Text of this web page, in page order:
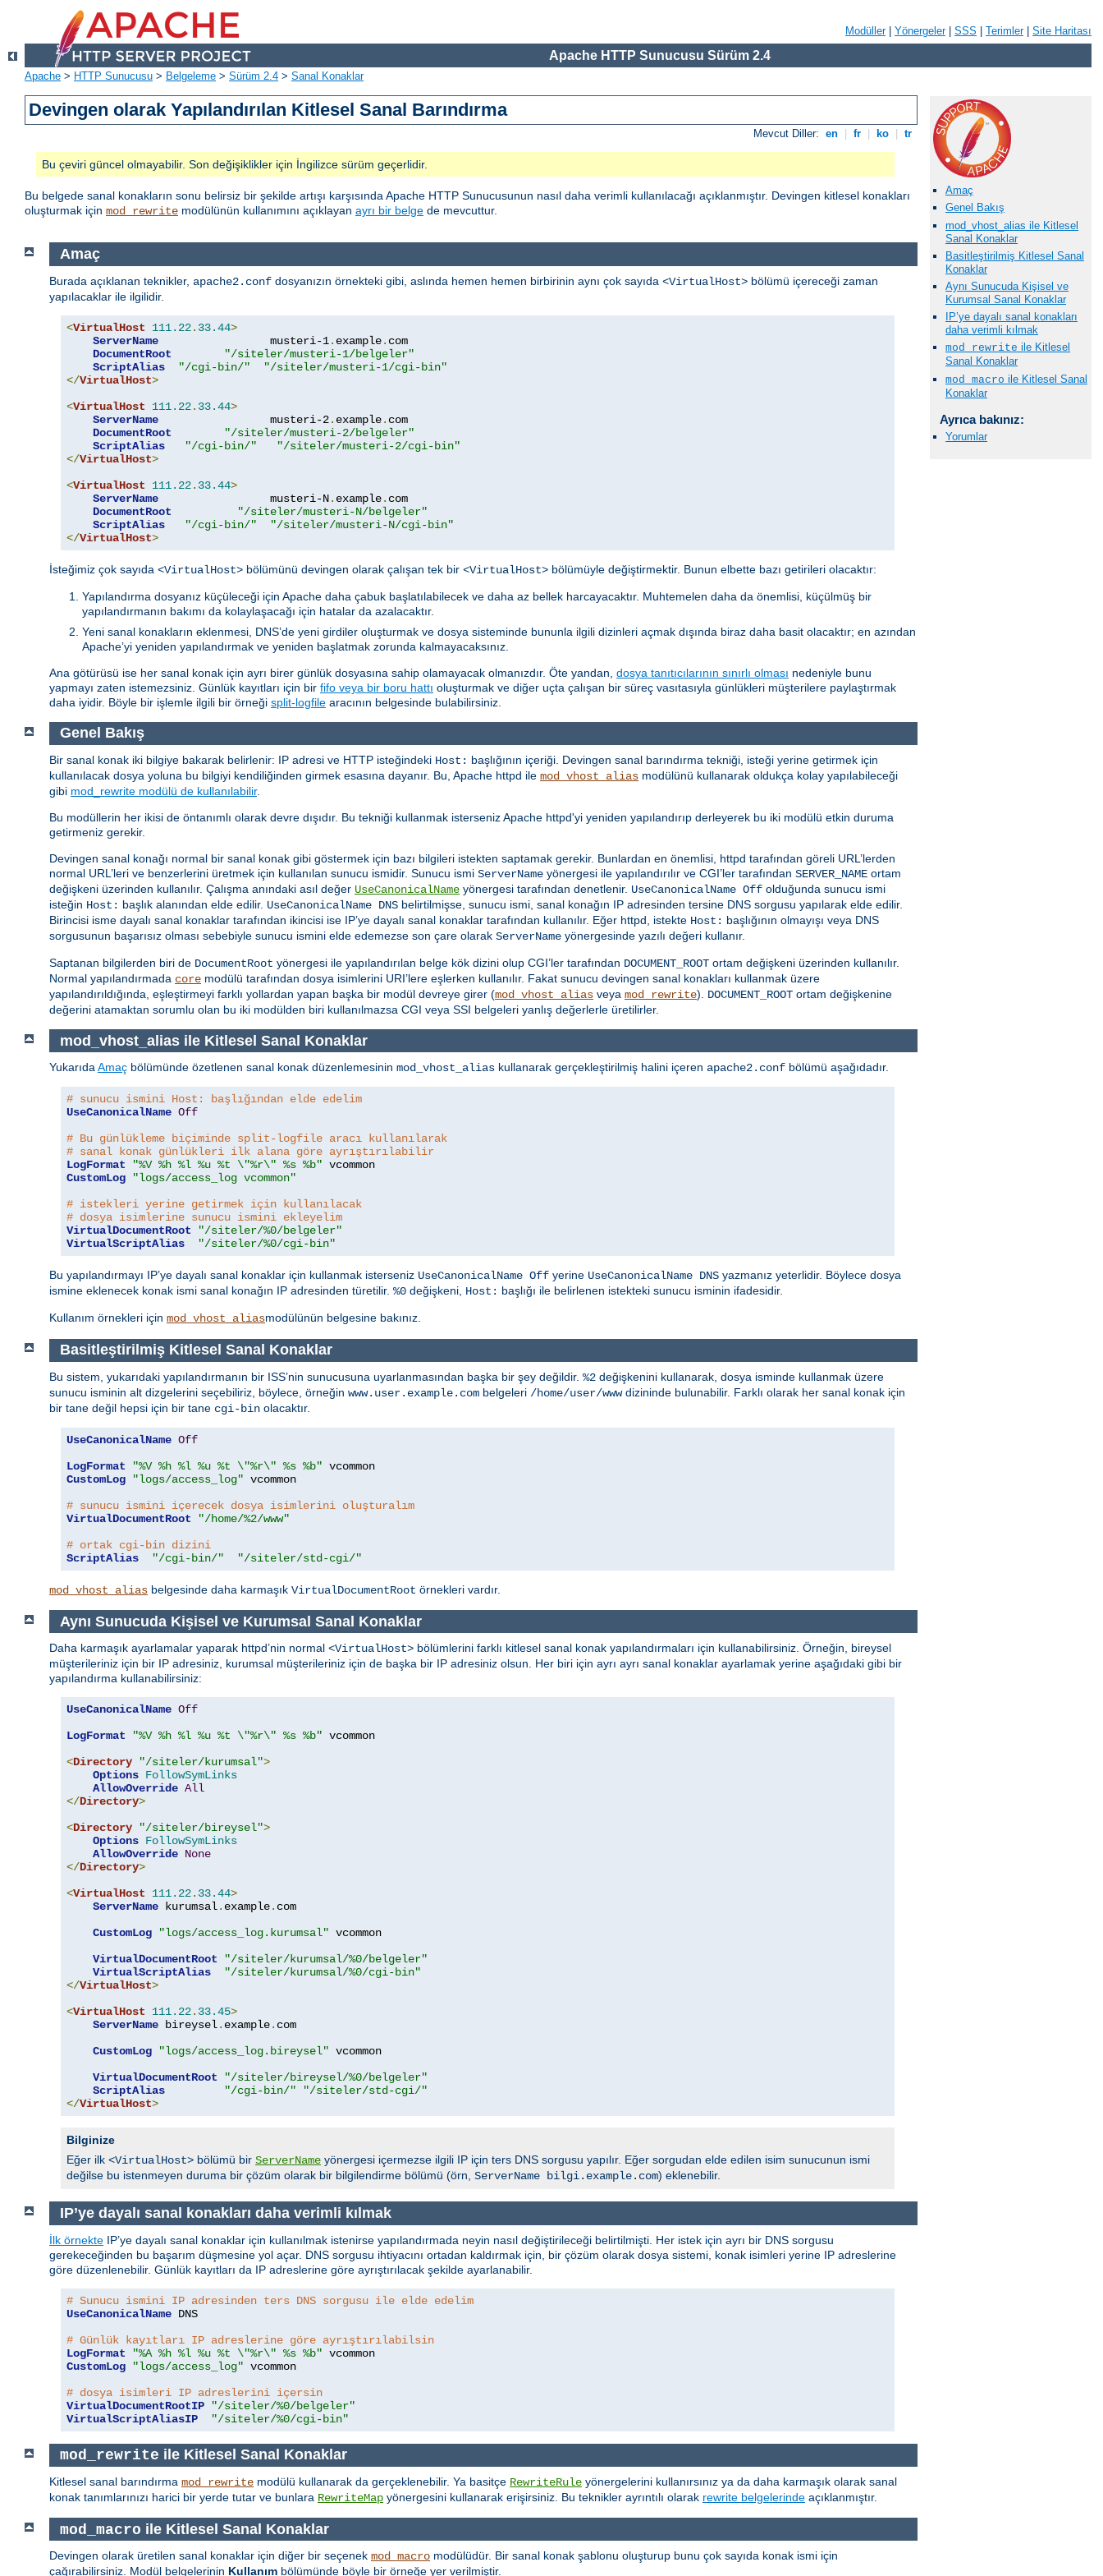
Modüller| Yönergeler| SSS Terimler| Site Haritası
Apache HTTP Sunucusu Sürüm 2.4
Apache > HTTP Sunucusu > Belgeleme > Sürüm 2.4 > Sanal Konaklar
Devingen olarak Yapılandırılan Kitlesel Sanal Barındırma
Mevcut Diller: en fr ko tr
Bu çeviri güncel olmayabilir. Son değişiklikler için İngilizce sürüm geçerlidir.
Bu belgede sanal konakların sonu belirsiz bir şekilde artışı karşısında Apache HTTP Sunucusunun nasıl daha verimli kullanılacağı açıklanmıştır. Devingen kitlesel konakları
oluşturmak için mod_rewrite modülünün kullanımını açıklayan ayrı bir belge de mevcuttur.
Amaç
Genel Bakış
mod_vhost_alias ile Kitlesel
Sanal Konaklar
Basitleştirilmiş Kitlesel Sanal
Konaklar
Aynı Sunucuda Kişisel ve
Kurumsal Sanal Konaklar
IP’ye dayalı sanal konakları
daha verimli kılmak
mod_rewrite ile Kitlesel
Sanal Konaklar
mod_macro ile Kitlesel Sanal
Konaklar
Ayrıca bakınız:
Yorumlar
Amaç
Burada açıklanan teknikler, apache2.conf dosyanızın örnekteki gibi, aslında hemen hemen birbirinin aynı çok sayıda <VirtualHost> bölümü içereceği zaman
yapılacaklar ile ilgilidir.
<VirtualHost 111.22. 33.44>
ServerName
                 musteri-1
. example. com
DocumentRoot
"/siteler/musteri-1/belgeler"
ScriptAlias
"/cgi-bin/"
"/siteler/musteri-1/cgi-bin"
</VirtualHost>
<VirtualHost 111.22. 33.44>
ServerName
                 musteri-2
. example. com
DocumentRoot
"/siteler/musteri-2/belgeler"
ScriptAlias
"/cgi-bin/"
"/siteler/musteri-2/cgi-bin"
</VirtualHost>
<VirtualHost 111.22. 33.44>
ServerName
                 musteri-N
. example. com
DocumentRoot
"/siteler/musteri-N/belgeler"
ScriptAlias
"/cgi-bin/"
"/siteler/musteri-N/cgi-bin"
</VirtualHost>
İsteğimiz çok sayıda <VirtualHost> bölümünü devingen olarak çalışan tek bir <VirtualHost> bölümüyle değiştirmektir. Bunun elbette bazı getirileri olacaktır:
Yapılandırma dosyanız küçüleceği için Apache daha çabuk başlatılabilecek ve daha az bellek harcayacaktır. Muhtemelen daha da önemlisi, küçülmüş bir
yapılandırmanın bakımı da kolaylaşacağı için hatalar da azalacaktır.
Yeni sanal konakların eklenmesi, DNS’de yeni girdiler oluşturmak ve dosya sisteminde bununla ilgili dizinleri açmak dışında biraz daha basit olacaktır; en azından
Apache’yi yeniden yapılandırmak ve yeniden başlatmak zorunda kalmayacaksınız.
Ana götürüsü ise her sanal konak için ayrı birer günlük dosyasına sahip olamayacak olmanızdır. Öte yandan, dosya tanıtıcılarının sınırlı olması nedeniyle bunu
yapmayı zaten istemezsiniz. Günlük kayıtları için bir fifo veya bir boru hattı oluşturmak ve diğer uçta çalışan bir süreç vasıtasıyla günlükleri müşterilere paylaştırmak
daha iyidir. Böyle bir işlemle ilgili bir örneği split-logfile aracının belgesinde bulabilirsiniz.
Genel Bakış
Bir sanal konak iki bilgiye bakarak belirlenir: IP adresi ve HTTP isteğindeki Host: başlığının içeriği. Devingen sanal barındırma tekniği, isteği yerine getirmek için
kullanılacak dosya yoluna bu bilgiyi kendiliğinden girmek esasına dayanır. Bu, Apache httpd ile mod_vhost_alias modülünü kullanarak oldukça kolay yapılabileceği
gibi mod_rewrite modülü de kullanılabilir.
Bu modüllerin her ikisi de öntanımlı olarak devre dışıdır. Bu tekniği kullanmak isterseniz Apache httpd'yi yeniden yapılandırıp derleyerek bu iki modülü etkin duruma
getirmeniz gerekir.
Devingen sanal konağı normal bir sanal konak gibi göstermek için bazı bilgileri istekten saptamak gerekir. Bunlardan en önemlisi, httpd tarafından göreli URL’lerden
normal URL’leri ve benzerlerini üretmek için kullanılan sunucu ismidir. Sunucu ismi ServerName yönergesi ile yapılandırılır ve CGI’ler tarafından SERVER_NAME ortam
değişkeni üzerinden kullanılır. Çalışma anındaki asıl değer UseCanonicalName yönergesi tarafından denetlenir. UseCanonicalName Off olduğunda sunucu ismi
isteğin Host: başlık alanından elde edilir. UseCanonicalName DNS belirtilmişse, sunucu ismi, sanal konağın IP adresinden tersine DNS sorgusu yapılarak elde edilir.
Birincisi isme dayalı sanal konaklar tarafından ikincisi ise IP’ye dayalı sanal konaklar tarafından kullanılır. Eğer httpd, istekte Host: başlığının olmayışı veya DNS
sorgusunun başarısız olması sebebiyle sunucu ismini elde edemezse son çare olarak ServerName yönergesinde yazılı değeri kullanır.
Saptanan bilgilerden biri de DocumentRoot yönergesi ile yapılandırılan belge kök dizini olup CGI’ler tarafından DOCUMENT_ROOT ortam değişkeni üzerinden kullanılır.
Normal yapılandırmada core modülü tarafından dosya isimlerini URI’lere eşlerken kullanılır. Fakat sunucu devingen sanal konakları kullanmak üzere
yapılandırıldığında, eşleştirmeyi farklı yollardan yapan başka bir modül devreye girer (mod_vhost_alias veya mod_rewrite). DOCUMENT_ROOT ortam değişkenine
değerini atamaktan sorumlu olan bu iki modülden biri kullanılmazsa CGI veya SSI belgeleri yanlış değerlerle üretilirler.
mod_vhost_alias ile Kitlesel Sanal Konaklar
YukarıdaAmaç bölümünde özetlenen sanal konak düzenlemesinin mod_vhost_alias kullanarak gerçekleştirilmiş halini içeren apache2.conf bölümü aşağıdadır.
# sunucu ismini Host: başlığından elde edelim
UseCanonicalName Off
# Bu günlükleme biçiminde split-logfile aracı kullanılarak
# sanal konak günlükleri ilk alana göre ayrıştırılabilir
LogFormat
"%V %h %l %u %t \"%r\" %s %b"
CustomLog
"logs/access_log vcommon"
# istekleri yerine getirmek için kullanılacak
# dosya isimlerine sunucu ismini ekleyelim
VirtualDocumentRoot
"/siteler/%0/belgeler"
VirtualScriptAlias
"/siteler/%0/cgi-bin"
Bu yapılandırmayı IP’ye dayalı sanal konaklar için kullanmak isterseniz UseCanonicalName Off yerine UseCanonicalName DNS yazmanız yeterlidir. Böylece dosya
ismine eklenecek konak ismi sanal konağın IP adresinden türetilir. %0 değişkeni, Host: başlığı ile belirlenen istekteki sunucu isminin ifadesidir.
Kullanım örnekleri için mod_vhost_aliasmodülünün belgesine bakınız.
Basitleştirilmiş Kitlesel Sanal Konaklar
Bu sistem, yukarıdaki yapılandırmanın bir ISS’nin sunucusuna uyarlanmasından başka bir şey değildir. %2 değişkenini kullanarak, dosya isminde kullanmak üzere
sunucu isminin alt dizgelerini seçebiliriz, böylece, örneğin www.user.example.com belgeleri /home/user/wwwdizininde bulunabilir. Farklı olarak her sanal konak için
bir tane değil hepsi için bir tane cgi-bin olacaktır.
UseCanonicalName Off
LogFormat
"%V %h %l %u %t \"%r\" %s %b"
CustomLog
"logs/access_log" vcommon
# sunucu ismini içerecek dosya isimlerini oluşturalım
VirtualDocumentRoot
"/home/%2/www"
# ortak cgi-bin dizini
ScriptAlias
"/cgi-bin/" "/siteler/std-cgi/"
mod_vhost_alias belgesinde daha karmaşık VirtualDocumentRoot örnekleri vardır.
Aynı Sunucuda Kişisel ve Kurumsal Sanal Konaklar
Daha karmaşık ayarlamalar yaparak httpd’nin normal <VirtualHost> bölümlerini farklı kitlesel sanal konak yapılandırmaları için kullanabilirsiniz. Örneğin, bireysel
müşterileriniz için bir IP adresiniz, kurumsal müşterileriniz için de başka bir IP adresiniz olsun. Her biri için ayrı ayrı sanal konaklar ayarlamak yerine aşağıdaki gibi bir
yapılandırma kullanabilirsiniz:
UseCanonicalName Off
LogFormat
"%V %h %l %u %t \"%r\" %s %b" vcommon
<Directory "/siteler/kurumsal">
Options FollowSymLinks
AllowOverride All
</Directory>
<Directory "/siteler/bireysel">
Options FollowSymLinks
AllowOverride None
</Directory>
<VirtualHost 111.22. 33.44>
ServerName kurumsal. example. com
CustomLog
"logs/access_log.kurumsal" vcommon
VirtualDocumentRoot
"/siteler/kurumsal/%0/belgeler"
VirtualScriptAlias
"/siteler/kurumsal/%0/cgi-bin"
</VirtualHost>
<VirtualHost 111.22. 33.45>
ServerName bireysel. example. com
CustomLog
"logs/access_log.bireysel" vcommon
VirtualDocumentRoot
"/siteler/bireysel/%0/belgeler"
ScriptAlias
"/cgi-bin/"
"/siteler/std-cgi/"
</VirtualHost>
Bilginize
Eğer ilk <VirtualHost> bölümü bir ServerName yönergesi içermezse ilgili IP için ters DNS sorgusu yapılır. Eğer sorgudan elde edilen isim sunucunun ismi
değilse bu istenmeyen duruma bir çözüm olarak bir bilgilendirme bölümü (örn, ServerName bilgi.example.com) eklenebilir.
IP’ye dayalı sanal konakları daha verimli kılmak
İlk örnekte IP’ye dayalı sanal konaklar için kullanılmak istenirse yapılandırmada neyin nasıl değiştirileceği belirtilmişti. Her istek için ayrı bir DNS sorgusu
gerekeceğinden bu başarım düşmesine yol açar. DNS sorgusu ihtiyacını ortadan kaldırmak için, bir çözüm olarak dosya sistemi, konak isimleri yerine IP adreslerine
göre düzenlenebilir. Günlük kayıtları da IP adreslerine göre ayrıştırılacak şekilde ayarlanabilir.
# Sunucu ismini IP adresinden ters DNS sorgusu ile elde edelim
UseCanonicalName DNS
# Günlük kayıtları IP adreslerine göre ayrıştırılabilsin
LogFormat
"%A %h %l %u %t \"%r\" %s %b"
CustomLog
"logs/access_log" vcommon
# dosya isimleri IP adreslerini içersin
VirtualDocumentRootIP
"/siteler/%0/belgeler"
VirtualScriptAliasIP
"/siteler/%0/cgi-bin"
mod_rewrite ile Kitlesel Sanal Konaklar
Kitlesel sanal barındırma mod_rewrite modülü kullanarak da gerçeklenebilir. Ya basitçe RewriteRule yönergelerini kullanırsınız ya da daha karmaşık olarak sanal
konak tanımlarınızı harici bir yerde tutar ve bunlara RewriteMap yönergesini kullanarak erişirsiniz. Bu teknikler ayrıntılı olarak rewrite belgelerinde açıklanmıştır.
mod_macro ile Kitlesel Sanal Konaklar
Devingen olarak üretilen sanal konaklar için diğer bir seçenek mod_macro modülüdür. Bir sanal konak şablonu oluşturup bunu çok sayıda konak ismi için
çağırabilirsiniz. Modül belgelerinin Kullanım bölümünde böyle bir örneğe yer verilmiştir.